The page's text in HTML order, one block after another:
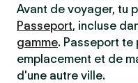
Avant de voyager, tu
Passeport, incluse
gamme. Passeport te
emplacement et de
d'une autre ville.